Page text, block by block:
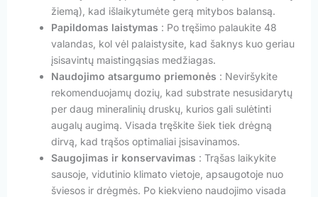
žiemą), kad išlaikytumėte gerą mitybos balansą.
Papildomas laistymas : Po tręšimo palaukite 48
valandas, kol vėl palaistysite, kad šaknys kuo geriau
įsisavintų maistingąsias medžiagas.
Naudojimo atsargumo priemonės : Neviršykite
rekomenduojamų dozių, kad substrate nesusidarytų
per daug mineralinių druskų, kurios gali sulėtinti
augalų augimą. Visada tręškite šiek tiek drėgną
dirvą, kad trąšos optimaliai įsisavinamos.
Saugojimas ir konservavimas : Trąšas laikykite
sausoje, vidutinio klimato vietoje, apsaugotoje nuo
šviesos ir drėgmės. Po kiekvieno naudojimo visada